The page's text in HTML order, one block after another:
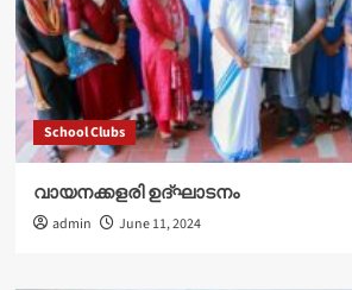
School Clubs
വായനക്കളരി ഉദ്‌ഘാടനം
admin June 11, 2024